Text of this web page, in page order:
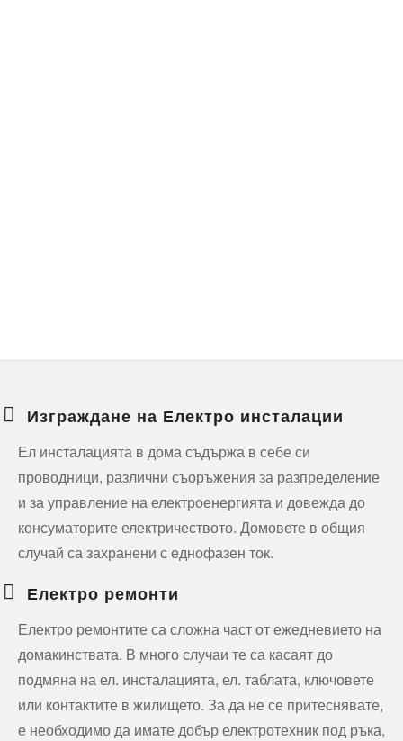
Изграждане на Електро инсталации
Ел инсталацията в дома съдържа в себе си
проводници, различни съоръжения за разпределение
и за управление на електроенергията и довежда до
консуматорите електричеството. Домовете в общия
случай са захранени с еднофазен ток.
Електро ремонти
Електро ремонтите са сложна част от ежедневието на
домакинствата. В много случаи те са касаят до
подмяна на ел. инсталацията, ел. таблата, ключовете
или контактите в жилището. За да не се притеснявате,
е необходимо да имате добър електротехник под ръка,